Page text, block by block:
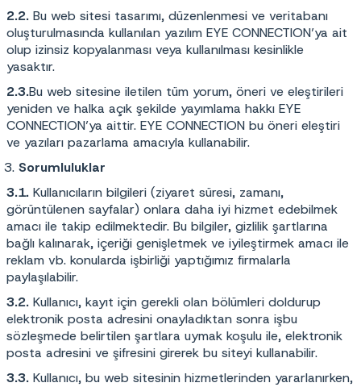
2.2. Bu web sitesi tasarımı, düzenlenmesi ve veritabanı
oluşturulmasında kullanılan yazılım EYE CONNECTION’ya ait
olup izinsiz kopyalanması veya kullanılması kesinlikle
yasaktır.
2.3.Bu web sitesine iletilen tüm yorum, öneri ve eleştirileri
yeniden ve halka açık şekilde yayımlama hakkı EYE
CONNECTION’ya aittir. EYE CONNECTION bu öneri eleştiri
ve yazıları pazarlama amacıyla kullanabilir.
Sorumluluklar
3.1. Kullanıcıların bilgileri (ziyaret süresi, zamanı,
görüntülenen sayfalar) onlara daha iyi hizmet edebilmek
amacı ile takip edilmektedir. Bu bilgiler, gizlilik şartlarına
bağlı kalınarak, içeriği genişletmek ve iyileştirmek amacı ile
reklam vb. konularda işbirliği yaptığımız firmalarla
paylaşılabilir.
3.2. Kullanıcı, kayıt için gerekli olan bölümleri doldurup
elektronik posta adresini onayladıktan sonra işbu
sözleşmede belirtilen şartlara uymak koşulu ile, elektronik
posta adresini ve şifresini girerek bu siteyi kullanabilir.
3.3. Kullanıcı, bu web sitesinin hizmetlerinden yararlanırken,